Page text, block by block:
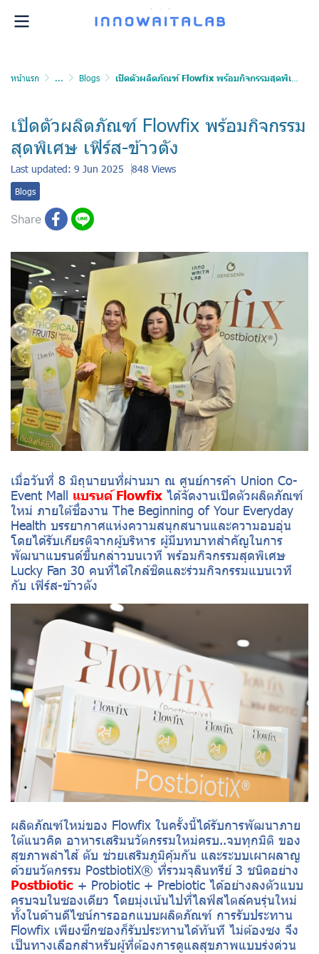
หน้าแรก ... Blogs เปิดตัวผลิตภัณฑ์ Flowfix พร้อมกิจกรรมสุดพิเศษ เฟิร์ส-ข้าวตัง
เปิดตัวผลิตภัณฑ์ Flowfix พร้อมกิจกรรม
สุดพิเศษ เฟิร์ส-ข้าวตัง
Last updated: 9 Jun 2025 848 Views
Blogs
Share
เมื่อวันที่ 8 มิถุนายนที่ผ่านมา ณ ศูนย์การค้า Union Co-
Event Mall แบรนด์ Flowfix ได้จัดงานเปิดตัวผลิตภัณฑ์
ใหม่ ภายใต้ชื่องาน The Beginning of Your Everyday
Health บรรยากาศแห่งความสนุกสนานและความอบอุ่น
โดยได้รับเกียรติจากผู้บริหาร ผู้มีบทบาทสำคัญในการ
พัฒนาแบรนด์ขึ้นกล่าวบนเวที พร้อมกิจกรรมสุดพิเศษ
Lucky Fan 30 คนที่ได้ใกล้ชิดและร่วมกิจกรรมแบนเวที
กับ เฟิร์ส-ข้าวตัง
ผลิตภัณฑ์ใหม่ของ Flowfix ในครั้งนี้ได้รับการพัฒนาภาย
ใต้แนวคิด อาหารเสริมนวัตกรรมใหม่ครบ..จบทุกมิติ ของ
สุขภาพลำไส้ ตับ ช่วยเสริมภูมิคุ้มกัน และระบบเผาผลาญ
ด้วยนวัตกรรม PostbiotiX® ที่รวมจุลินทรีย์ 3 ชนิดอย่าง
Postbiotic + Probiotic + Prebiotic ได้อย่างลงตัวแบบ
ครบจบในซองเดียว โดยมุ่งเน้นไปที่ไลฟ์สไตล์คนรุ่นใหม่
ทั้งในด้านดีไซน์การออกแบบผลิตภัณฑ์ การรับประทาน
Flowfix เพียงซีกซองก็รับประทานได้ทันที ไม่ต้องซง จึง
เป็นทางเลือกสำหรับผู้ที่ต้องการดูแลสุขภาพแบบร่งด่วน